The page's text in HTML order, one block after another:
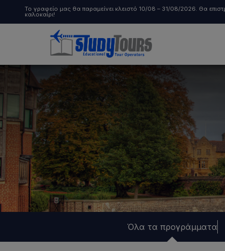
Το γραφείο μας θα παραμείνει κλειστό 10/08 – 31/08/2026. Θα
καλοκαίρι!
Παιδιά & Έφηβοι Ενήλικες Σπουδές
Όλα τα προγράμματα